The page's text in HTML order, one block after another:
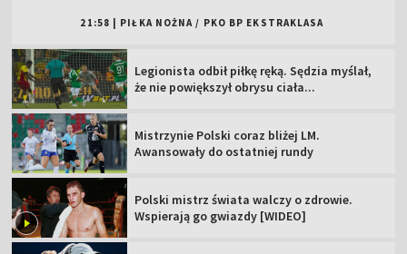
21:58 PIŁKA NOŻNA / PKO BP EKSTRAKLASA
Legionista odbił piłkę ręką. Sędzia myślał,
że nie powiększył obrysu ciała...
Mistrzynie Polski coraz bliżej LM.
Awansowały do ostatniej rundy
Polski mistrz świata walczy o zdrowie.
Wspierają go gwiazdy [WIDEO]